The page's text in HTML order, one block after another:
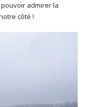
admirer la
côté !